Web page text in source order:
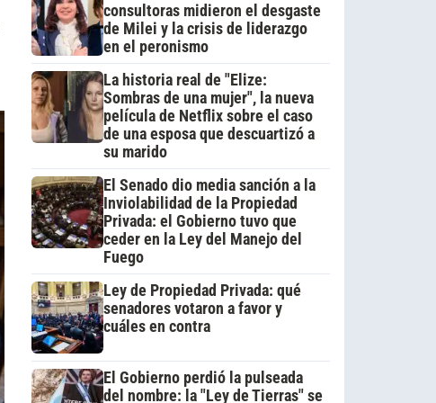
consultoras midieron el desgaste
de Milei y la crisis de liderazgo
en el peronismo
La historia real de "Elize:
Sombras de una mujer", la nueva
película de Netflix sobre el caso
de una esposa que descuartizó a
su marido
El Senado dio media sanción a la
Inviolabilidad de la Propiedad
Privada: el Gobierno tuvo que
ceder en la Ley del Manejo del
Fuego
Ley de Propiedad Privada: qué
senadores votaron a favor y
cuáles en contra
El Gobierno perdió la pulseada
del nombre: la "Ley de Tierras" se